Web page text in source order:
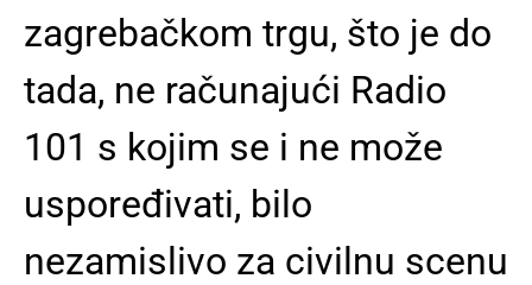
zagrebačkom trgu, što je do
tada, ne računajući Radio
101 s kojim se i ne može
uspoređivati, bilo
nezamislivo za civilnu scenu